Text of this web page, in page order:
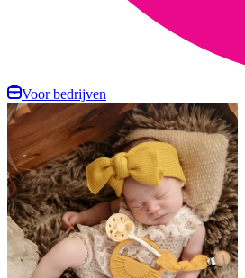
Voor bedrijven